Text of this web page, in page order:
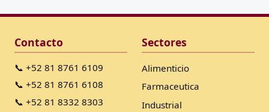
Contacto
📞 +52 81 8761 6109
📞 +52 81 8761 6108
📞 +52 81 8332 8303
Sectores
Alimenticio
Farmaceutica
Industrial